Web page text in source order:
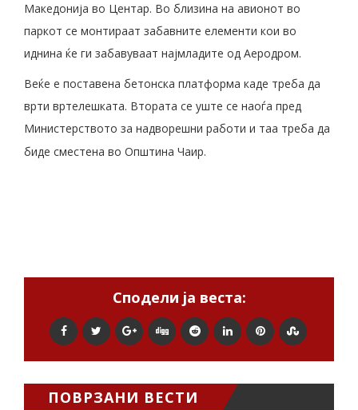
Македонија во Центар. Во близина на авионот во
паркот се монтираат забавните елементи кои во
иднина ќе ги забавуваат најмладите од Аеродром.
Веќе е поставена бетонска платформа каде треба да
врти вртелешката. Втората се уште се наоѓа пред
Министерството за надворешни работи и таа треба да
биде сместена во Општина Чаир.
Сподели ја веста:
ПОВРЗАНИ ВЕСТИ